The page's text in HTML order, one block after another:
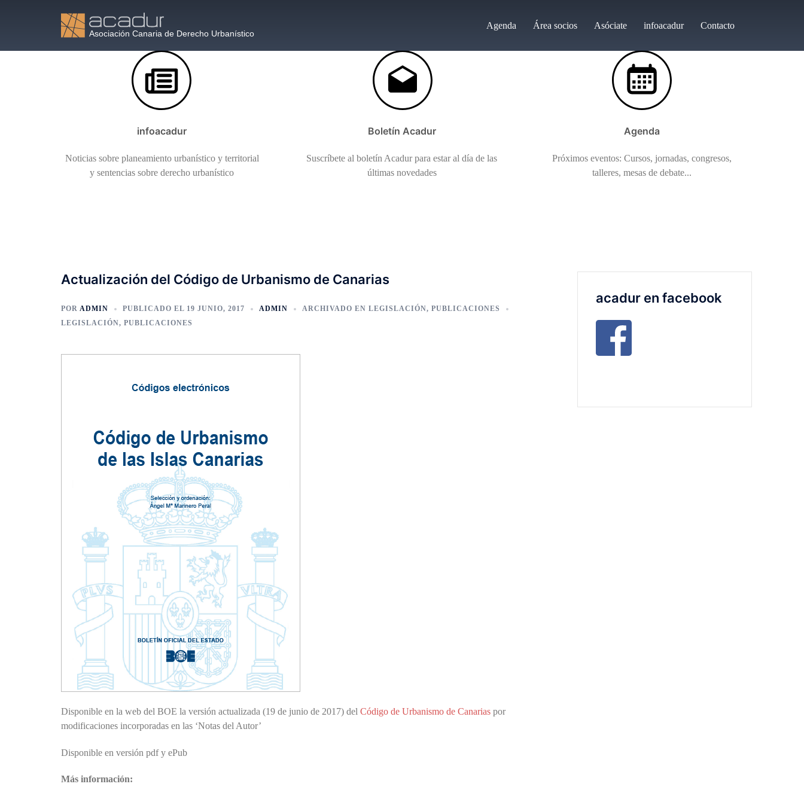
al
Agenda Área socios Asóciate infoacadur Contacto
infoacadur
Noticias sobre planeamiento urbanístico y territorial
y sentencias sobre derecho urbanístico
Boletín Acadur
Suscríbete al boletín Acadur para estar al día de las
últimas novedades
Agenda
Próximos eventos: Cursos, jornadas, congresos,
talleres, mesas de debate...
Actualización del Código de Urbanismo de Canarias
POR ADMIN PUBLICADO EL 19 JUNIO, 2017 ADMIN ARCHIVADO EN LEGISLACIÓN, PUBLICACIONES
LEGISLACIÓN, PUBLICACIONES
Disponible en la web del BOE la versión actualizada (19 de junio de 2017) del Código de Urbanismo de Canarias por
modificaciones incorporadas en las ‘Notas del Autor’
Disponible en versión pdf y ePub
Más información:
acadur en facebook